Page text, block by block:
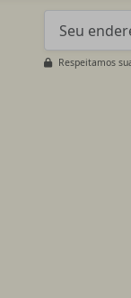
Respeitamos